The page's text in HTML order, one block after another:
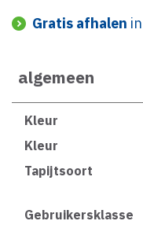
Gratis afhalen
algemeen
Kleur
Kleur
Tapijtsoort
Gebruikersklasse